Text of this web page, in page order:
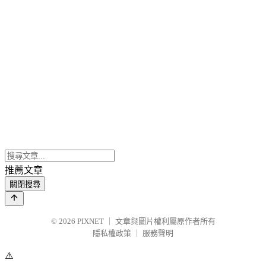
推薦文章
關閉搜尋
© 2026 PIXNET
文章與圖片權利屬原作者所有
隱私權政策
服務聲明
⚠️